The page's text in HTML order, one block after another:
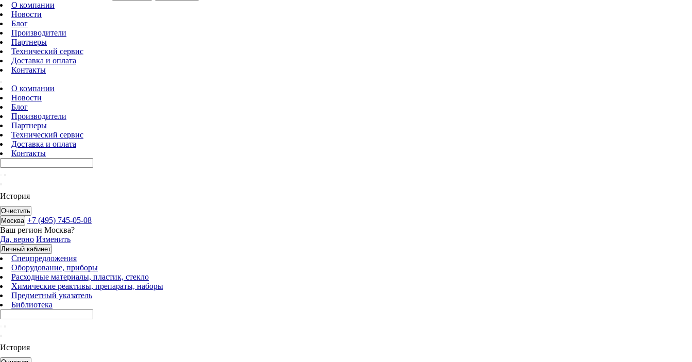
О компании
Новости
Блог
Производители
Партнеры
Технический сервис
Доставка и оплата
Контакты
О компании
Новости
Блог
Производители
Партнеры
Технический сервис
Доставка и оплата
Контакты
История
Очистить
Москва +7 (495) 745-05-08
Ваш регион Москва?
Да, верно Изменить
Личный кабинет
Спецпредложения
Оборудование, приборы
Расходные материалы, пластик, стекло
Химические реактивы, препараты, наборы
Предметный указатель
Библиотека
История